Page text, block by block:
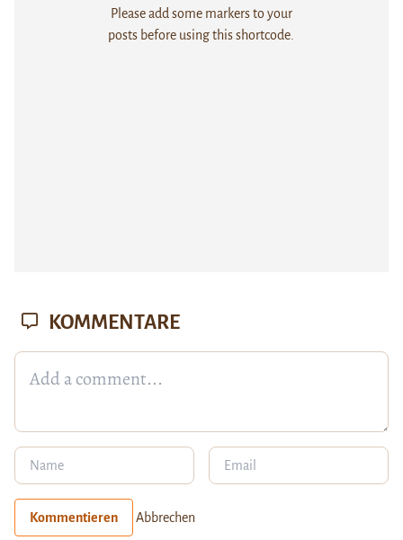
Please add some markers to your
posts before using this shortcode.
KOMMENTARE
Kommentieren Abbrechen